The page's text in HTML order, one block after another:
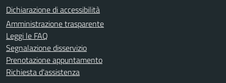
Dichiarazione di accessibilità
Amministrazione trasparente
Leggi le FAQ
Segnalazione disservizio
Prenotazione appuntamento
Richiesta d'assistenza